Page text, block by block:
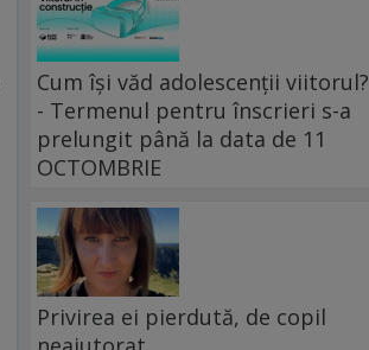
Cum își văd adolescenții viitorul?
- Termenul pentru înscrieri s-a
prelungit până la data de 11
OCTOMBRIE
Privirea ei pierdută, de copil